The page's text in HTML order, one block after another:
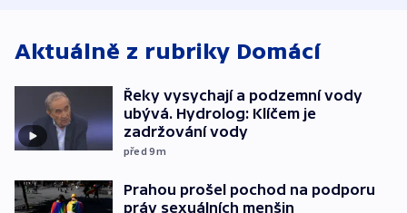
Aktuálně z rubriky Domácí
Řeky vysychají a podzemní vody
ubývá. Hydrolog: Klíčem je
zadržování vody
před 9m
Prahou prošel pochod na podporu
práv sexuálních menšin